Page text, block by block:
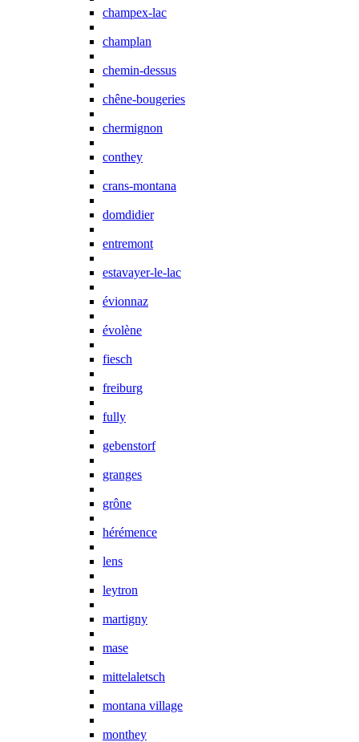
champex-lac
champlan
chemin-dessus
chêne-bougeries
chermignon
conthey
crans-montana
domdidier
entremont
estavayer-le-lac
évionnaz
évolène
fiesch
freiburg
fully
gebenstorf
granges
grône
hérémence
lens
leytron
martigny
mase
mittelaletsch
montana village
monthey